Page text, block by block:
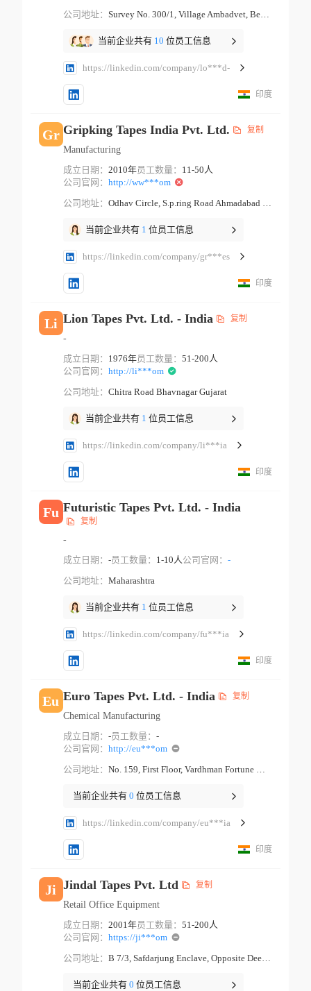
公司地址：
Survey No. 300/1, Village Ambadvet, Behind Datta Temple Pune Maharashtra
当前企业共有 10 位员工信息
https://linkedin.com/company/lo***d-
印度
Gr Gripking Tapes India Pvt. Ltd. 复制
Manufacturing
成立日期： 2010年员工数量： 11-50人
公司官网： http://ww***om
公司地址：
Odhav Circle, S.p.ring Road Ahmadabad Gujarat
当前企业共有 1 位员工信息
https://linkedin.com/company/gr***es
印度
Li Lion Tapes Pvt. Ltd. - India 复制
-
成立日期： 1976年员工数量： 51-200人
公司官网： http://li***om
公司地址： Chitra Road Bhavnagar Gujarat
当前企业共有 1 位员工信息
https://linkedin.com/company/li***ia
印度
Fu Futuristic Tapes Pvt. Ltd. - India
复制
-
成立日期： -员工数量： 1-10人公司官网： -
公司地址： Maharashtra
当前企业共有 1 位员工信息
https://linkedin.com/company/fu***ia
印度
Eu Euro Tapes Pvt. Ltd. - India 复制
Chemical Manufacturing
成立日期： -员工数量： -
公司官网： http://eu***om
公司地址：
No. 159, First Floor, Vardhman Fortune Mall, Near Hans Cinema, Gt Karnal Road Industrial Area New Delhi Delhi
当前企业共有 0 位员工信息
https://linkedin.com/company/eu***ia
印度
Ji Jindal Tapes Pvt. Ltd 复制
Retail Office Equipment
成立日期： 2001年员工数量： 51-200人
公司官网： https://ji***om
公司地址：
B 7/3, Safdarjung Enclave, Opposite Deer Park, B-7/extension, Block B 7, Arjun Nagar New Delhi New Delhi
当前企业共有 0 位员工信息